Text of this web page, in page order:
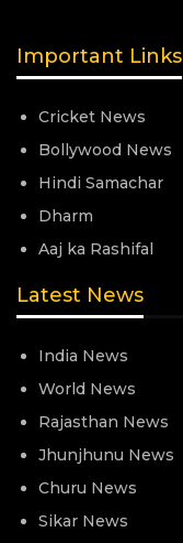
Important Links
Cricket News
Bollywood News
Hindi Samachar
Dharm
Aaj ka Rashifal
Latest News
India News
World News
Rajasthan News
Jhunjhunu News
Churu News
Sikar News